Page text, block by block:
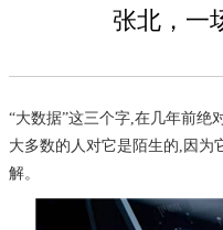
张北，一
“大数据”这三个字,在几年前绝
大多数的人对它是陌生的,因为
解。